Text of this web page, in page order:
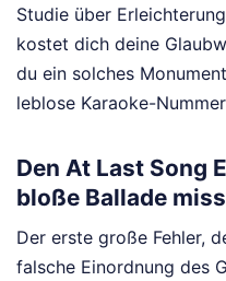
Studie über
kostet dich deine
du ein solches
leblose Karaoke-
Den At Last Song
bloße Ballade
Der erste große Fehler,
falsche Einordnung des